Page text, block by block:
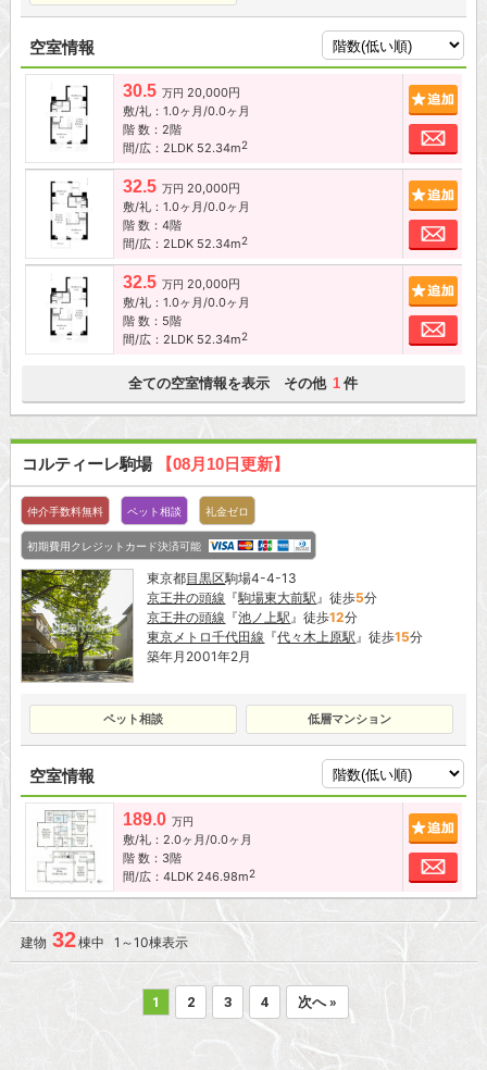
空室情報
30.5 万円 20,000円
敷/礼：1.0ヶ月/0.0ヶ月
階 数：2階
間/広：2LDK 52.34m2
お
32.5 万円 20,000円
敷/礼：1.0ヶ月/0.0ヶ月
階 数：4階
間/広：2LDK 52.34m2
お
32.5 万円 20,000円
敷/礼：1.0ヶ月/0.0ヶ月
階 数：5階
間/広：2LDK 52.34m2
お
全ての空室情報を表示 その他 1 件
コルティーレ駒場 【08月10日更新】
仲介手数料無料 ペット相談 礼金ゼロ
初期費用クレジットカード決済可能
東京都目黒区駒場4-4-13
京王井の頭線 『駒場東大前駅』徒歩5分
京王井の頭線 『池ノ上駅』徒歩12分
東京メトロ千代田線 『代々木上原駅』徒歩15分
築年月2001年2月
ペット相談 低層マンション
空室情報
189.0 万円
敷/礼：2.0ヶ月/0.0ヶ月
階 数：3階
間/広：4LDK 246.98m2
お
建物 32棟中 1～10棟表示
1 2 3 4 次へ »